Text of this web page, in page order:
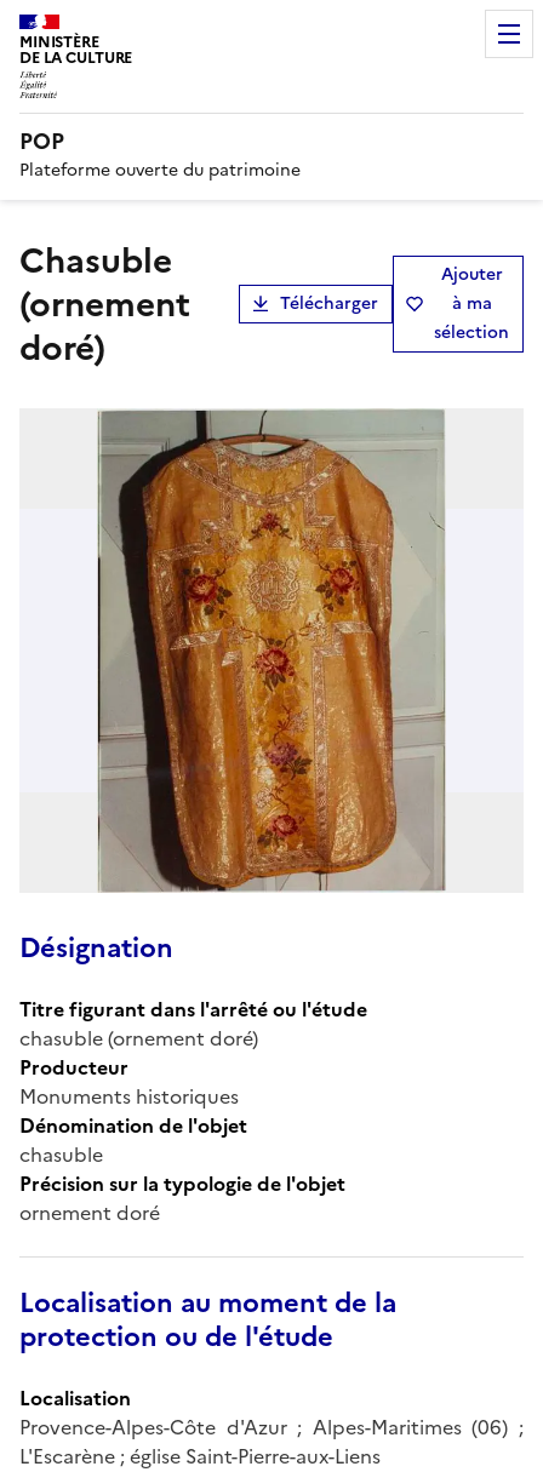
MINISTÈRE
DE LA CULTURE
POP
Plateforme ouverte du patrimoine
chasuble
(ornement
doré)
Télécharger
Ajouter
à ma
sélection
Désignation
Titre figurant dans l'arrêté ou l'étude
chasuble (ornement doré)
Producteur
Monuments historiques
Dénomination de l'objet
chasuble
Précision sur la typologie de l'objet
ornement doré
Localisation au moment de la
protection ou de l'étude
Localisation
Provence-Alpes-Côte d'Azur ; Alpes-Maritimes (06) ;
L'Escarène ; église Saint-Pierre-aux-Liens